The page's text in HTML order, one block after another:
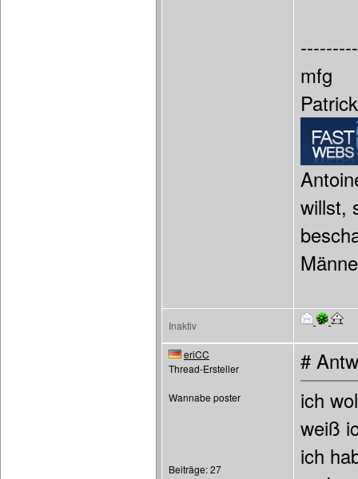
mfg
willst,
Inaktiv
eriCC
Thread-Ersteller
Wannabe poster
Beiträge: 27
#
ich
weiß
ich